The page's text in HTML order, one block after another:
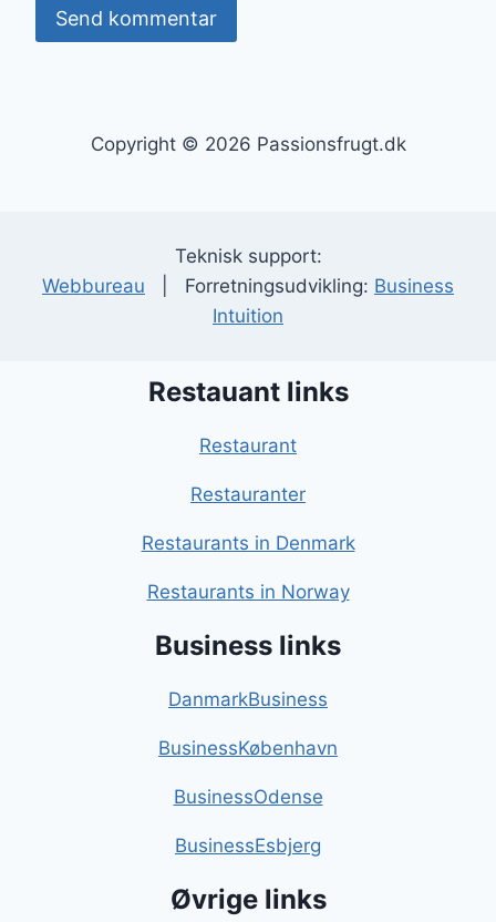
Copyright © 2026 Passionsfrugt.dk
Teknisk support:
Webbureau | Forretningsudvikling: Business
Intuition
Restauant links
Restaurant
Restauranter
Restaurants in Denmark
Restaurants in Norway
Business links
DanmarkBusiness
BusinessKøbenhavn
BusinessOdense
BusinessEsbjerg
Øvrige links